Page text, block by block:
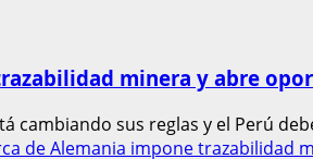
minera y abre
cambiando sus reglas y el Perú
de Alemania impone trazabilidad